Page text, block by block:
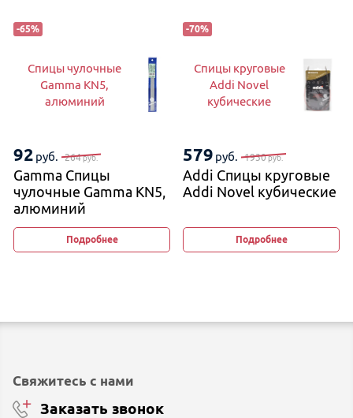
-65%
Спицы чулочные
Gamma KN5,
алюминий
92 руб. 264руб.
Gamma Спицы
чулочные Gamma KN5,
алюминий
Подробнее
-70%
Спицы круговые
Addi Novel
кубические
579 руб. 1930руб.
Addi Спицы круговые
Addi Novel кубические
Подробнее
Свяжитесь с нами
Заказать звонок